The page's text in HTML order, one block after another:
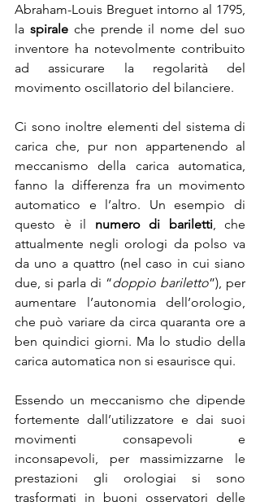
Abraham-Louis Breguet intorno al 1795,
la spirale che prende il nome del suo
inventore ha notevolmente contribuito
ad assicurare la regolarità del
movimento oscillatorio del bilanciere.
Ci sono inoltre elementi del sistema di
carica che, pur non appartenendo al
meccanismo della carica automatica,
fanno la differenza fra un movimento
automatico e l’altro. Un esempio di
questo è il numero di bariletti, che
attualmente negli orologi da polso va
da uno a quattro (nel caso in cui siano
due, si parla di “doppio bariletto”), per
aumentare l’autonomia dell’orologio,
che può variare da circa quaranta ore a
ben quindici giorni. Ma lo studio della
carica automatica non si esaurisce qui.
Essendo un meccanismo che dipende
fortemente dall’utilizzatore e dai suoi
movimenti consapevoli e
inconsapevoli, per massimizzarne le
prestazioni gli orologiai si sono
trasformati in buoni osservatori delle